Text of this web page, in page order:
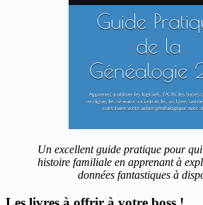
Un excellent guide pratique pour
histoire familiale en apprenant à
données fantastiques à